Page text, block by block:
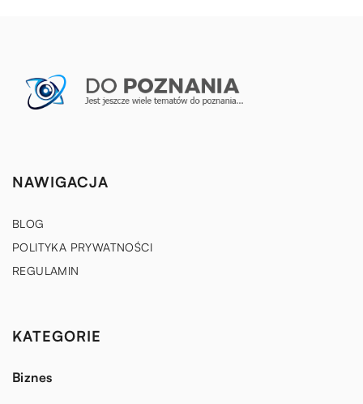
NAWIGACJA
BLOG
POLITYKA PRYWATNOŚCI
REGULAMIN
KATEGORIE
Biznes